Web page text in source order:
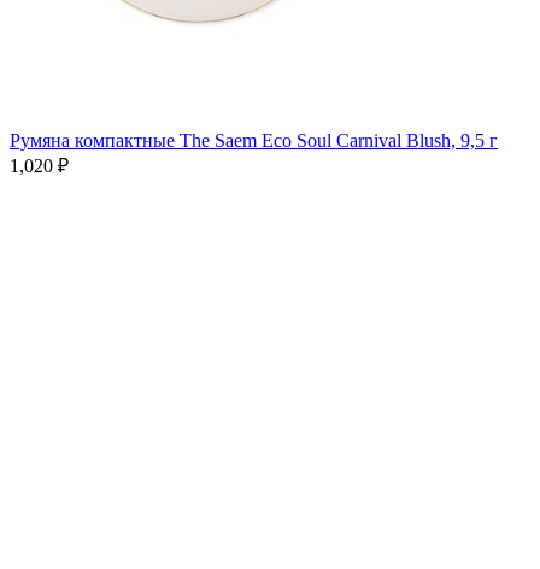
Румяна компактные The Saem Eco Soul Carnival Blush, 9,5 г
1,020 ₽